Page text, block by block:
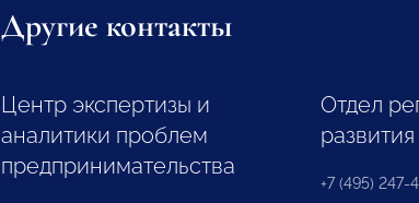
Другие контакты
Центр экспертизы и
аналитики проблем
предпринимательства
Отдел
развития
+7 (495) 247-